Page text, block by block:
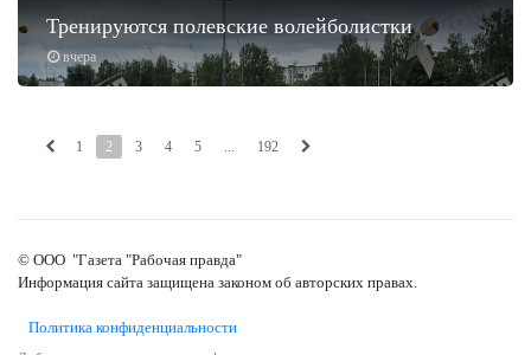
вчера
Тренируются полевские волейболистки
1 2 3 4 5 ... 192
© ООО "Газета "Рабочая правда"
Информация сайта защищена законом об авторских правах.
Политика конфиденциальности